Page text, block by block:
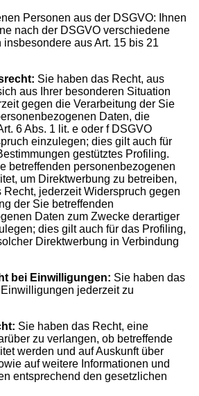
Personen aus der DSGVO: Ihnen
nach der DSGVO verschiedene
insbesondere aus Art. 15 bis 21
Sie haben das Recht, aus
aus Ihrer besonderen Situation
gegen die Verarbeitung der Sie
Daten, die
6 Abs. 1 lit. e oder f DSGVO
einzulegen; dies gilt auch für
gestütztes Profiling.
betreffenden personenbezogenen
um Direktwerbung zu betreiben,
Recht, jederzeit Widerspruch gegen
der Sie betreffenden
Daten zum Zwecke derartiger
dies gilt auch für das Profiling,
Direktwerbung in Verbindung
bei Einwilligungen: Sie haben das
jederzeit zu
Sie haben das Recht, eine
zu verlangen, ob betreffende
werden und auf Auskunft über
auf weitere Informationen und
entsprechend den gesetzlichen